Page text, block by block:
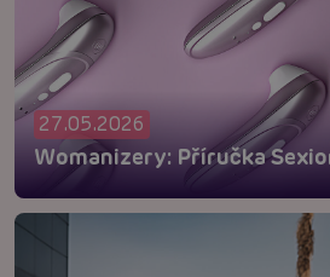
27.05.2026
Womanizery: Příručka